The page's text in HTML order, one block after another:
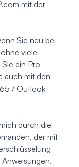
mit der
Sie neu bei
viele
ein Pro-
auch mit den
/ Outlook
durch die
der mit